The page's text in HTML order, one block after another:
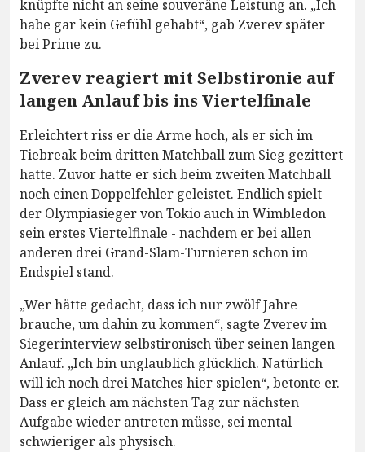
knüpfte nicht an seine souveräne Leistung an. „Ich
habe gar kein Gefühl gehabt“, gab Zverev später
bei Prime zu.
Zverev reagiert mit Selbstironie auf
langen Anlauf bis ins Viertelfinale
Erleichtert riss er die Arme hoch, als er sich im
Tiebreak beim dritten Matchball zum Sieg gezittert
hatte. Zuvor hatte er sich beim zweiten Matchball
noch einen Doppelfehler geleistet. Endlich spielt
der Olympiasieger von Tokio auch in Wimbledon
sein erstes Viertelfinale - nachdem er bei allen
anderen drei Grand-Slam-Turnieren schon im
Endspiel stand.
„Wer hätte gedacht, dass ich nur zwölf Jahre
brauche, um dahin zu kommen“, sagte Zverev im
Siegerinterview selbstironisch über seinen langen
Anlauf. „Ich bin unglaublich glücklich. Natürlich
will ich noch drei Matches hier spielen“, betonte er.
Dass er gleich am nächsten Tag zur nächsten
Aufgabe wieder antreten müsse, sei mental
schwieriger als physisch.